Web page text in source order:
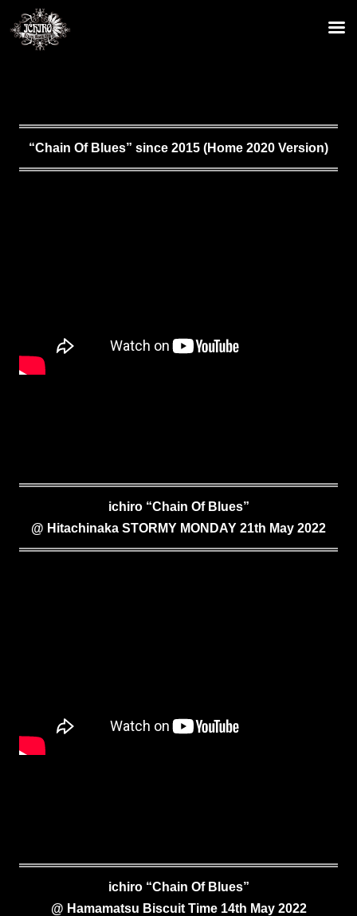
“Chain Of Blues” since 2015 (Home 2020 Version)
ichiro “Chain Of Blues”
@ Hitachinaka STORMY MONDAY 21th May 2022
ichiro “Chain Of Blues”
@ Hamamatsu Biscuit Time 14th May 2022